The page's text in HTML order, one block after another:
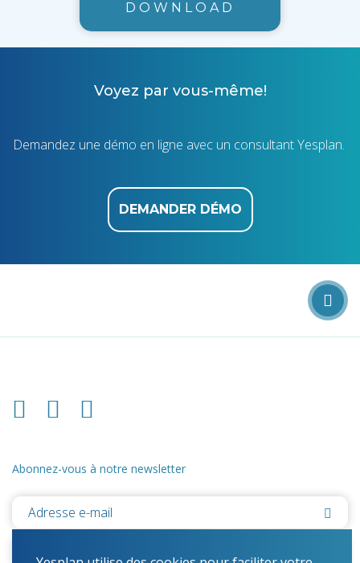
DOWNLOAD
Voyez par vous-même!
Demandez une démo en ligne avec un consultant Yesplan.
DEMANDER DÉMO
Abonnez-vous à notre newsletter